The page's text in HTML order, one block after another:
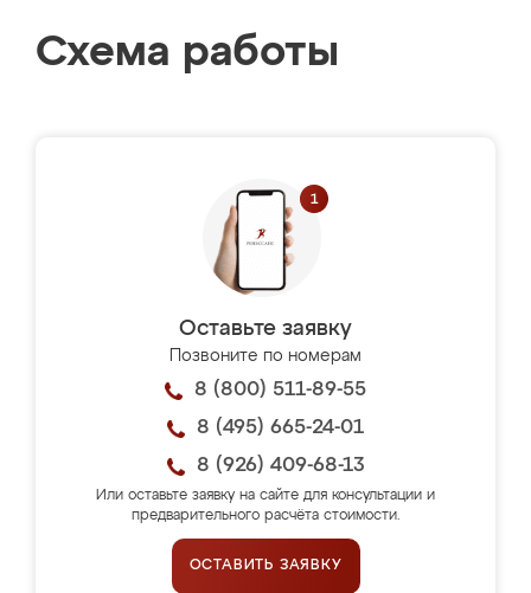
Схема работы
Оставьте заявку
Позвоните по номерам
8 (800) 511-89-55
8 (495) 665-24-01
8 (926) 409-68-13
Или оставьте заявку на сайте для консультации и
предварительного расчёта стоимости.
ОСТАВИТЬ ЗАЯВКУ